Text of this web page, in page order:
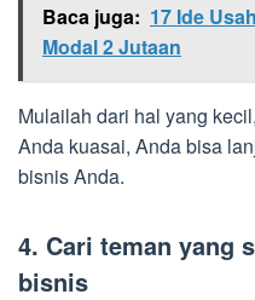
Baca juga: 17 Ide
Modal 2 Jutaan
Mulailah dari hal yang
Anda kuasai, Anda bisa
bisnis Anda.
4. Cari teman yang
bisnis